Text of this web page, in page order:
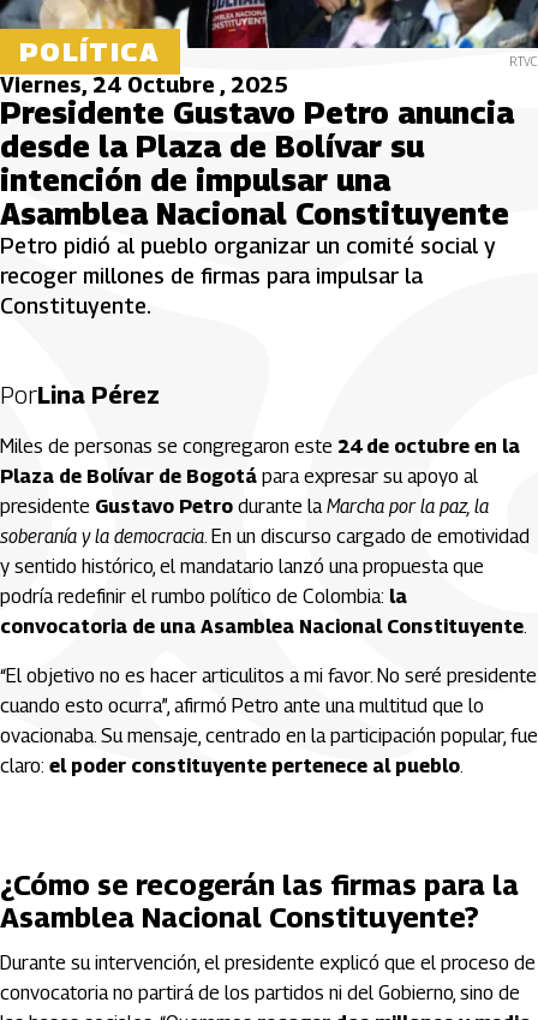
POLÍTICA RTVC
Viernes, 24 Octubre , 2025
Presidente Gustavo Petro anuncia
desde la Plaza de Bolívar su
intención de impulsar una
Asamblea Nacional Constituyente
Petro pidió al pueblo organizar un comité social y
recoger millones de firmas para impulsar la
Constituyente.
PorLina Pérez
Miles de personas se congregaron este 24 de octubre en la
Plaza de Bolívar de Bogotá para expresar su apoyo al
presidente Gustavo Petro durante laMarcha por la paz, la
soberanía y la democracia. En un discurso cargado de emotividad
y sentido histórico, el mandatario lanzó una propuesta que
podría redefinir el rumbo político de Colombia: la
convocatoria de una Asamblea Nacional Constituyente.
“El objetivo no es hacer articulitos a mi favor. No seré presidente
cuando esto ocurra”, afirmó Petro ante una multitud que lo
ovacionaba. Su mensaje, centrado en la participación popular, fue
claro: el poder constituyente pertenece al pueblo.
¿Cómo se recogerán las firmas para la
Asamblea Nacional Constituyente?
Durante su intervención, el presidente explicó que el proceso de
convocatoria no partirá de los partidos ni del Gobierno, sino de